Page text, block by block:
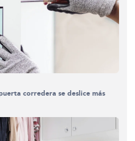
corredera se deslice más